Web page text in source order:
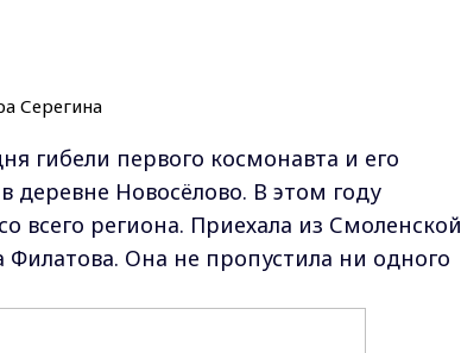
гибели первого космонавта и его
деревне Новосёлово. В этом году
всего региона. Приехала из Смоленской
Она не пропустила ни одного